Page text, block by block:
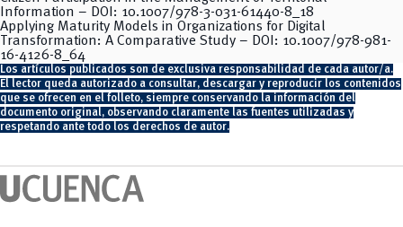
Information – DOI: 10.1007/978-3-031-61440-8_18
Applying Maturity Models in Organizations for Digital
Transformation: A Comparative Study – DOI: 10.1007/978-981-
16-4126-8_64
Los artículos publicados son de exclusiva responsabilidad de cada autor/a.
El lector queda autorizado a consultar, descargar y reproducir los contenidos
que se ofrecen en el folleto, siempre conservando la información del
documento original, observando claramente las fuentes utilizadas y
respetando ante todo los derechos de autor.